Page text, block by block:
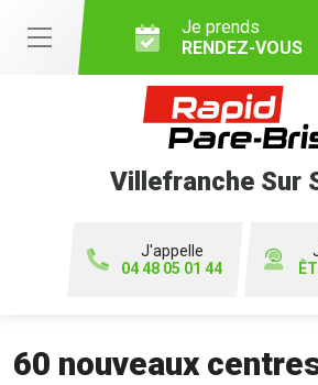
Je prends
RENDEZ-VOUS
Villefranche Sur
J'appelle
04 48 05 01 44
60 nouveaux